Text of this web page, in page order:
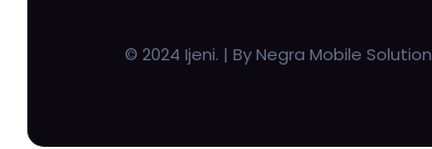
© 2024 Ijeni. | By Negra Mobile Solution